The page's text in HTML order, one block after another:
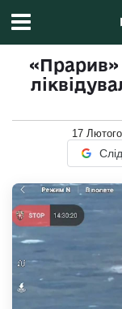
«Прарив»
17